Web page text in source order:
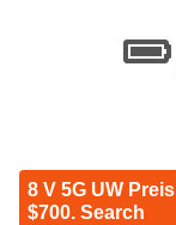
8 V 5G UW Preis
$700. Search